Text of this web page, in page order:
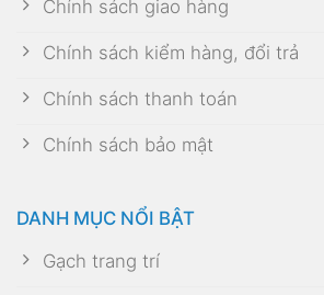
Chính sách giao hàng
Chính sách kiểm hàng, đổi trả
Chính sách thanh toán
Chính sách bảo mật
DANH MỤC NỔI BẬT
Gạch trang trí